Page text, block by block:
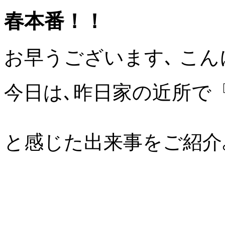
春本番！！
お早うございます､ こ
今日は､昨日家の近所で
と感じた出来事をご紹